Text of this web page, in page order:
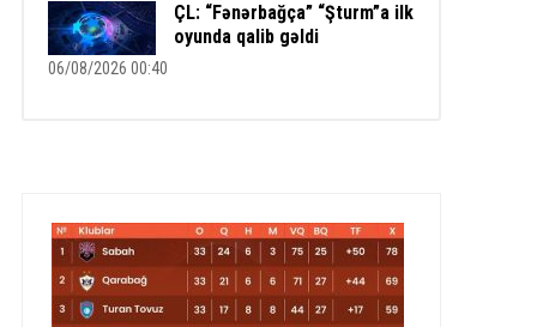
ÇL: “Fənərbağça” “Şturm”a ilk
oyunda qalib gəldi
06/08/2026 00:40